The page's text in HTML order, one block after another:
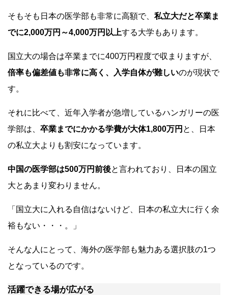
そもそも日本の医学部も非常に高額で、 私立大だと卒業ま
でに2,000万円 ～4,000万円以上する大学もあります。
国立大の場合は卒業までに400万円程度で収まりますが、
倍率も偏差値も非常に高く、入学自体が難しいのが現状で
す。
それに比べて、近年入学者が急増しているハンガリーの医
学部は、 卒業までにかかる学費が大体1,800万円 と、日本
の私立大よりも割安になっています。
中国の医学部は500万円前後と言われており、日本の国立
大とあまり変わりません。
「国立大に入れる自信はないけど、日本の私立大に行く余
裕もない・・・。」
そんな人にとって、海外の医学部も魅力ある選択肢の1つ
となっているのです。
活躍できる場が広がる